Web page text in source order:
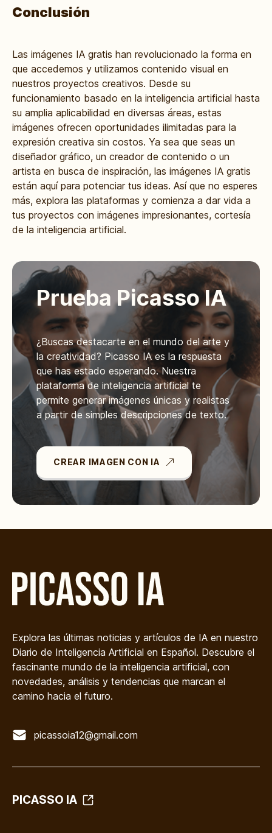
Conclusión
Las imágenes IA gratis han revolucionado la forma en
que accedemos y utilizamos contenido visual en
nuestros proyectos creativos. Desde su
funcionamiento basado en la inteligencia artificial hasta
su amplia aplicabilidad en diversas áreas, estas
imágenes ofrecen oportunidades ilimitadas para la
expresión creativa sin costos. Ya sea que seas un
diseñador gráfico, un creador de contenido o un
artista en busca de inspiración, las imágenes IA gratis
están aquí para potenciar tus ideas. Así que no esperes
más, explora las plataformas y comienza a dar vida a
tus proyectos con imágenes impresionantes, cortesía
de la inteligencia artificial.
Prueba Picasso IA
¿Buscas destacarte en el mundo del arte y
la creatividad? Picasso IA es la respuesta
que has estado esperando. Nuestra
plataforma de inteligencia artificial te
permite generar imágenes únicas y realistas
a partir de simples descripciones de texto.
CREAR IMAGEN CON IA
Explora las últimas noticias y artículos de IA en nuestro
Diario de Inteligencia Artificial en Español. Descubre el
fascinante mundo de la inteligencia artificial, con
novedades, análisis y tendencias que marcan el
camino hacia el futuro.
picassoia12@gmail.com
PICASSO IA